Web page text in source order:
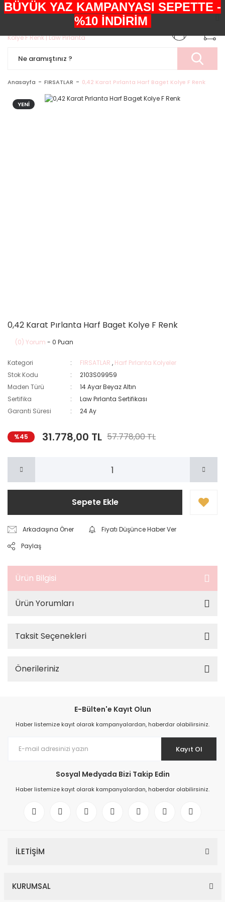
+90552 303 05 29
Anasayfa FIRSATLAR 0,42 Karat Pırlanta Harf Baget Kolye F Renk
YENİ
0,42 Karat Pırlanta Harf Baget Kolye F Renk
(0) Yorum - 0 Puan
Kategori FIRSATLAR , Harf Pırlanta Kolyeler
Stok Kodu
2103S09959
Maden Türü
14 Ayar Beyaz Altın
Sertifika
Law Pırlanta Sertifikası
Garanti Süresi
24 Ay
%45 31.778,00 TL 57.778,00 TL
Sepete Ekle
Arkadaşına Öner
Fiyatı Düşünce Haber Ver
Paylaş
Ürün Bilgisi
Ürün Yorumları
Taksit Seçenekleri
Önerileriniz
E-Bülten'e Kayıt Olun
Haber listemize kayıt olarak kampanyalardan, haberdar olabilirsiniz.
Kayıt Ol
Sosyal Medyada Bizi Takip Edin
Haber listemize kayıt olarak kampanyalardan, haberdar olabilirsiniz.
İLETİŞİM
KURUMSAL
BÜYÜK YAZ KAMPANYASI SEPETTE -
%10 İNDİRİM